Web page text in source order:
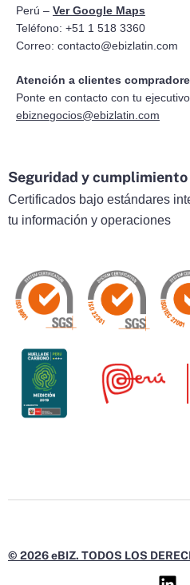
Perú – Ver Google Maps
Teléfono: +51 1 518 3360
Correo: contacto@ebizlatin.com
Atención a clientes
Ponte en contacto con tu
ebiznegocios@ebizlatin.com
Seguridad y
Certificados bajo estándares
tu información y operaciones
© 2026 eBIZ. TODOS LOS
L